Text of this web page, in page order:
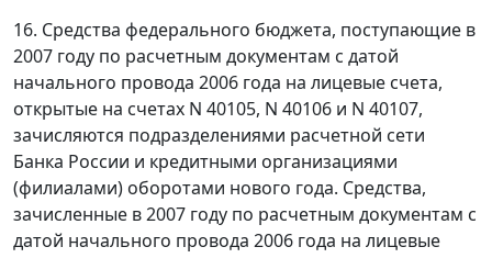
16. Средства федерального бюджета, поступающие в
2007 году по расчетным документам с датой
начального провода 2006 года на лицевые счета,
открытые на счетах N 40105, N 40106 и N 40107,
зачисляются подразделениями расчетной сети
Банка России и кредитными организациями
(филиалами) оборотами нового года. Средства,
зачисленные в 2007 году по расчетным документам с
датой начального провода 2006 года на лицевые